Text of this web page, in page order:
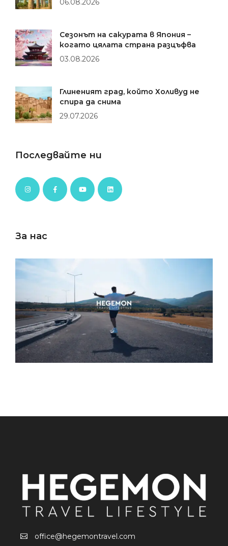
06.08.2026
Сезонът на сакурата в Япония –
когато цялата страна разцъфва
03.08.2026
Глиненият град, който Холивуд не
спира да снима
29.07.2026
Последвайте ни
За нас
office@hegemontravel.com